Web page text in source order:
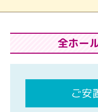
全ホー
ご安